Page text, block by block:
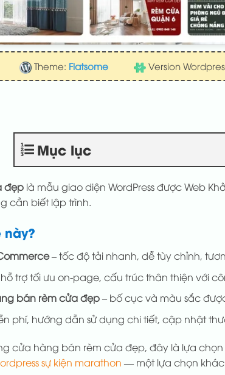
Theme: Flatsome Version
Mục lục
đẹp là mẫu giao diện WordPress được Web
cần biết lập trình.
này?
– tốc độ tải nhanh, dễ tùy chỉnh,
trợ tối ưu on-page, cấu trúc thân thiện với
bán rèm cửa đẹp– bố cục và màu sắc
phí, hướng dẫn sử dụng chi tiết, cập nhật
cửa hàng bán rèm cửa đẹp, đây là lựa
sự kiện marathon — một lựa chọn